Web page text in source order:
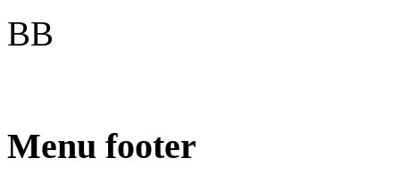
BB
Menu footer